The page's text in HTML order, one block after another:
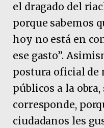
el dragado del
porque sabemos
hoy no está en
ese gasto”.
postura oficial de
públicos a la
corresponde,
ciudadanos les